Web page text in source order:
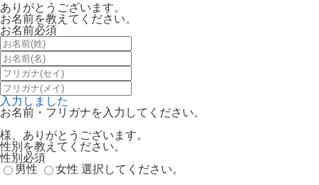
ありがとうございます。
お名前を教えてください。
お名前必須
入力しました
お名前・フリガナを入力してください。
様、ありがとうございます。
性別を教えてください。
性別 必須
男性
女性 選択してください。